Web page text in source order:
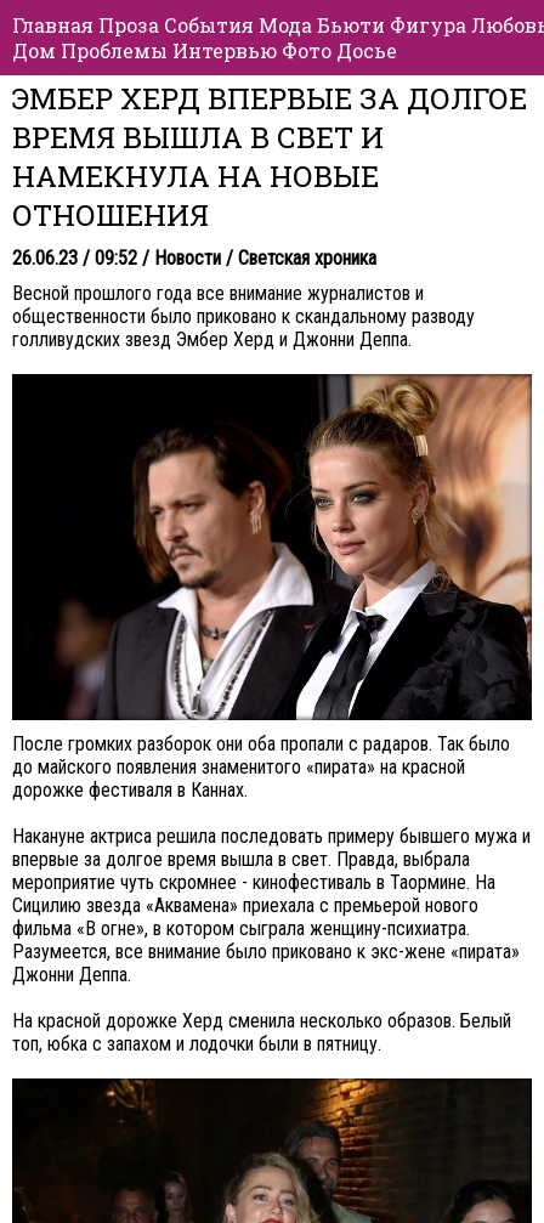
Главная Проза События Мода Бьюти Фигура
Дом Проблемы Интервью Фото Досье
ЭМБЕР ХЕРД ВПЕРВЫЕ ЗА ДОЛГОЕ
ВРЕМЯ ВЫШЛА В СВЕТ И
НАМЕКНУЛА НА НОВЫЕ
ОТНОШЕНИЯ
26.06.23 / 09:52 / Новости / Светская хроника
Весной прошлого года все внимание журналистов и
общественности было приковано к скандальному разводу
голливудских звезд Эмбер Херд и Джонни Деппа.
После громких разборок они оба пропали с радаров. Так было
до майского появления знаменитого «пирата» на красной
дорожке фестиваля в Каннах.
Накануне актриса решила последовать примеру бывшего мужа и
впервые за долгое время вышла в свет. Правда, выбрала
мероприятие чуть скромнее - кинофестиваль в Таормине. На
Сицилию звезда «Аквамена» приехала с премьерой нового
фильма «В огне», в котором сыграла женщину-психиатра.
Разумеется, все внимание было приковано к экс-жене «пирата»
Джонни Деппа.
На красной дорожке Херд сменила несколько образов. Белый
топ, юбка с запахом и лодочки были в пятницу.